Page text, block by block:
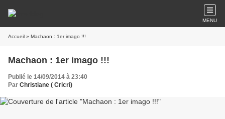
MENU
Accueil » Machaon : 1er imago !!!
Machaon : 1er imago !!!
Publié le 14/09/2014 à 23:40
Par Christiane ( Cricri)